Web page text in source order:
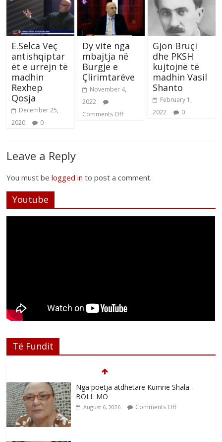
E.Selca Veç
antishqiptar
ët e urrejn të
madhin
Rexhep
Qosja
December 25,
2020
0
Dy vite nga
mbajtja në
Burgje e
Çlirimtarëve
November 4,
2022
Comments Off
Gjon Bruçi
dhe PKSH
kujtojnë të
madhin Vasil
Shanto
February 1,
2022
0
Leave a Reply
You must belogged in to post a comment.
Youtube
Të Fundit
Nga poetja atdhetare Kumrie Shala -
BOLL MO
August 6, 2026 Comments Off